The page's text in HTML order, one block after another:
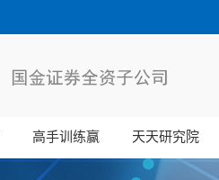
高手训练赢 天天研究院